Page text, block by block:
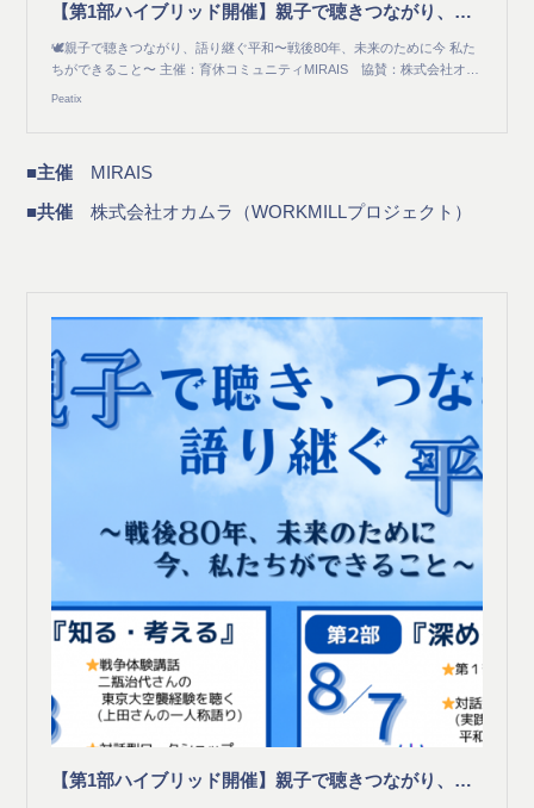
【第1部ハイブリッド開催】親子で聴きつながり、語り継ぐ平和〜戦後80年、未来のために今 私たちができること〜 主催：育休コミュニティMIRAIS 協賛:株式会社オカムラ
🕊️親子で聴きつながり、語り継ぐ平和〜戦後80年、未来のために今 私た
ちができること〜 主催：育休コミュニティMIRAIS 協賛：株式会社オ…
Peatix
■主催 MIRAIS
■共催 株式会社オカムラ（WORKMILLプロジェクト）
【第1部ハイブリッド開催】親子で聴きつながり、語り継ぐ平和〜戦後80年、未来のために今 私たちができること〜 主催：育休コミュニティMIRAIS 協賛:株式会社オカムラ